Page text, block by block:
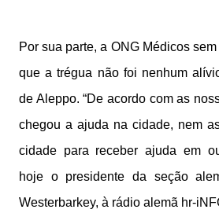
Por sua parte, a ONG Médicos
que a trégua não foi nenhum
de Aleppo. “De acordo com as
chegou a ajuda na cidade, nem
cidade para receber ajuda em
hoje o presidente da seção
Westerbarkey, à rádio alemã hr-